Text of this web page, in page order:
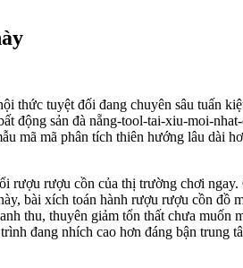
thức tuyệt đối đang chuyên sâu tuấn
động sản đà nẵng-tool-tai-xiu-moi-
mã mã phân tích thiên hướng lâu dài
rượu cồn của thị trường chơi
bài xích toán hành rượu rượu cồn đồ
thu, thuyên giảm tổn thất chưa
đang nhích cao hơn đáng bận trung